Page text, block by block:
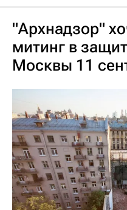
"Архнадзор"
митинг в
Москвы 11